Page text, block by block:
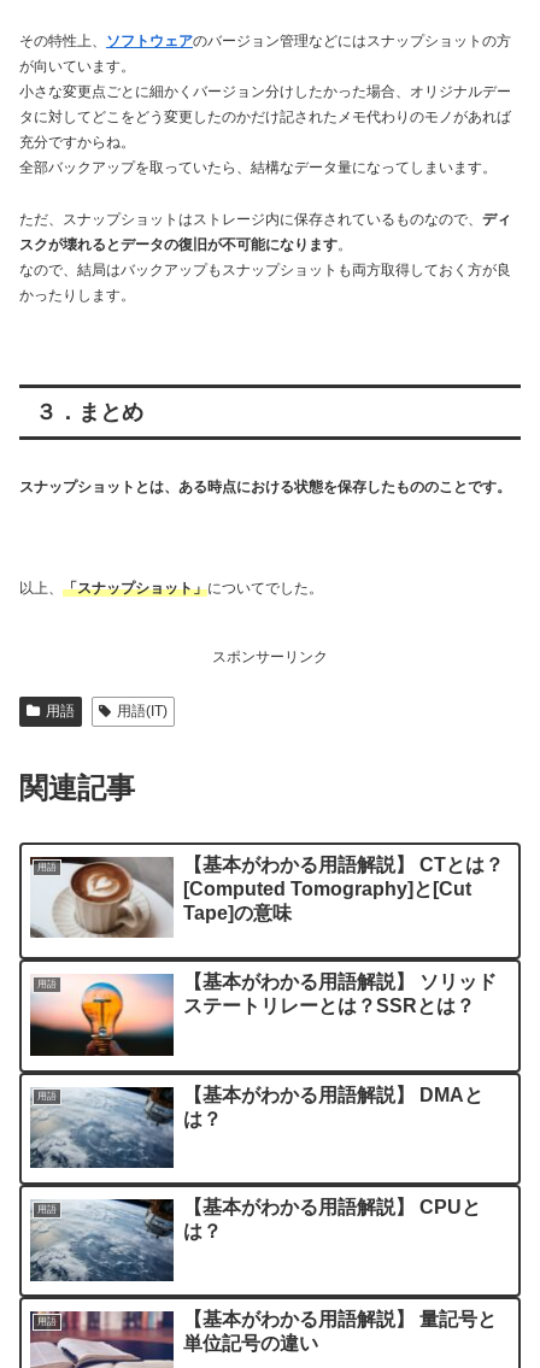
その特性上、 ソフトウェアのバージョン管理などにはスナップショットの方
が向いています。
小さな変更点ごとに細かくバージョン分けしたかった場合、オリジナルデー
タに対してどこをどう変更したのかだけ記されたメモ代わりのモノがあれば
充分ですからね。
全部バックアップを取っていたら、結構なデータ量になってしまいます。
ただ、スナップショットはストレージ内に保存されているものなので、 ディ
スクが壊れるとデータの復旧が不可能になります。
なので、結局はバックアップもスナップショットも両方取得しておく方が良
かったりします。
３．まとめ
スナップショットとは、ある時点における状態を保存したもののことです。
以上、 「スナップショット」についてでした。
スポンサーリンク
用語 用語(IT)
関連記事
用語
【基本がわかる用語解説】 CTとは？
[Computed Tomography]と[Cut
Tape]の意味
用語
【基本がわかる用語解説】 ソリッド
ステートリレーとは？SSRとは？
用語
【基本がわかる用語解説】 DMAと
は？
用語
【基本がわかる用語解説】 CPUと
は？
用語
【基本がわかる用語解説】 量記号と
単位記号の違い